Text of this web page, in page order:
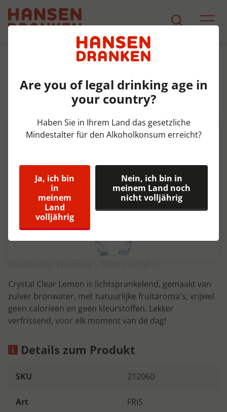
Produkt Detail
Crystal Clear Lemon pet Tray
Crystal Clear Lemon is lichtsprankelend, gemaakt van
zuiver bronwater, met natuurlijke fruitaroma's, vrijwel
geen calorieen en geen kleurstoffen. Lekker
verfrissend, voor elk moment van de dag!
Details zum Produkt
SKU 212060
Art FRIS
Are you of legal drinking age in
your country?
Haben Sie in Ihrem Land das gesetzliche
Mindestalter für den Alkoholkonsum erreicht?
Ja, ich bin
in
meinem
Land
volljährig
Nein, ich bin in
meinem Land noch
nicht volljährig